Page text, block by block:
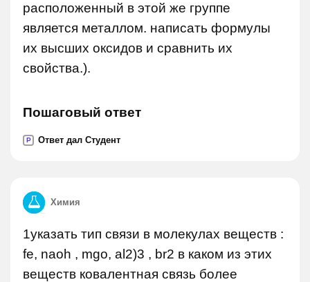
расположенный в этой же группе
является металлом. написать формулы
их высших оксидов и сравнить их
свойства.).
Пошаговый ответ
P Ответ дал Студент
Химия
1указать тип связи в молекулах веществ :
fe, naoh , mgo, al2)3 , br2 в каком из этих
веществ ковалентная связь более